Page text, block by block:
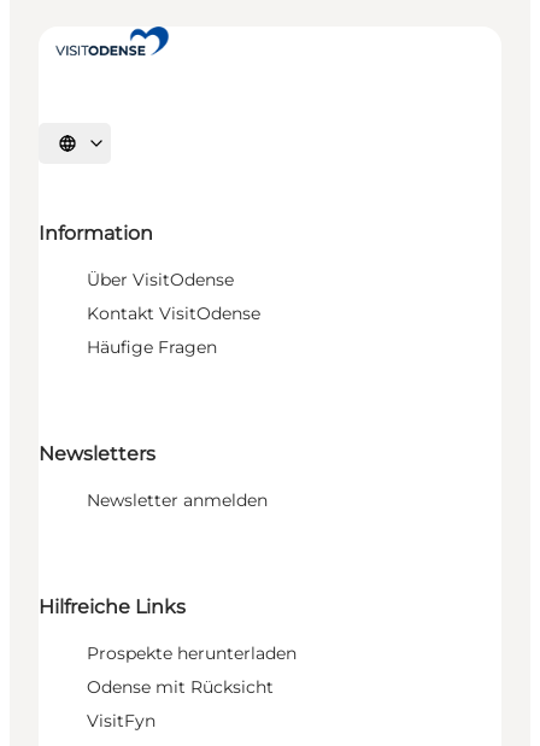
Sprache auswählen
Information
Über VisitOdense
Kontakt VisitOdense
Häufige Fragen
Newsletters
Newsletter anmelden
Hilfreiche Links
Prospekte herunterladen
Odense mit Rücksicht
VisitFyn